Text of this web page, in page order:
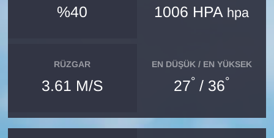
%40 1006 HPA hpa
RÜZGAR
3.61 M/S
EN DÜŞÜK / EN YÜKSEK
27° / 36°